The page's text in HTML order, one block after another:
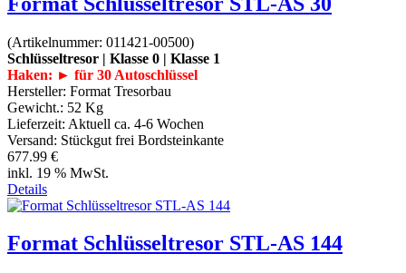
(Artikelnummer: 011421-00500)
Schlüsseltresor | Klasse 0 | Klasse 1
Haken: ► für 30 Autoschlüssel
Hersteller: Format Tresorbau
Gewicht.: 52 Kg
Lieferzeit: Aktuell ca. 4-6 Wochen
Versand: Stückgut frei Bordsteinkante
677.99 €
inkl. 19 % MwSt.
Details
Format Schlüsseltresor STL-AS 144